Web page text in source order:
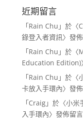
近期留言
「Rain Chu 」於〈
錄登入者資訊〉發
「Rain Chu 」於〈
Education Edition)
「Rain Chu 」於〈
卡放入手環內〉發
「Craig」於〈小米
入手環內〉發佈留言